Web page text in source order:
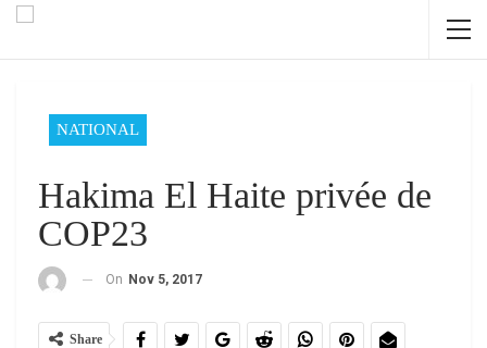
NATIONAL
Hakima El Haite privée de
COP23
On Nov 5, 2017
Share